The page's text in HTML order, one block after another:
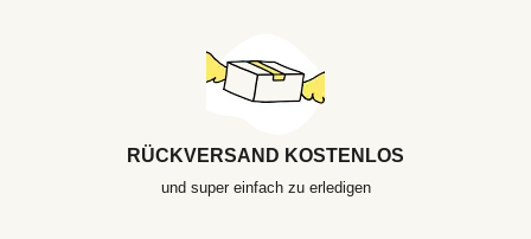
RÜCKVERSAND KOSTENLOS
und super einfach zu erledigen